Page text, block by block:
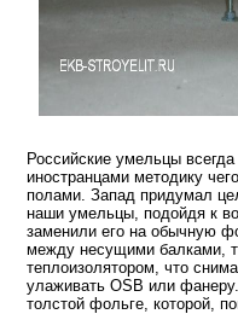
Российские умельцы
иностранцами методику
полами. Запад придумал
наши умельцы, подойдя к
заменили его на обычную
между несущими балками,
теплоизолятором, что
улаживать OSB или
толстой фольге, которой,